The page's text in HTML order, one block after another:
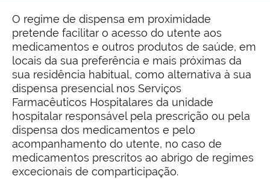
O regime de dispensa em proximidade
pretende facilitar o acesso do utente aos
medicamentos e outros produtos de saúde, em
locais da sua preferência e mais próximas da
sua residência habitual, como alternativa à sua
dispensa presencial nos Serviços
Farmacêuticos Hospitalares da unidade
hospitalar responsável pela prescrição ou pela
dispensa dos medicamentos e pelo
acompanhamento do utente, no caso de
medicamentos prescritos ao abrigo de regimes
excecionais de comparticipação.